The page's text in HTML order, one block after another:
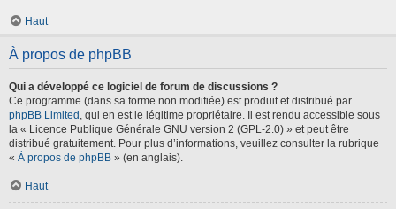
Haut
À propos de phpBB
Qui a développé ce logiciel de forum de discussions ?
Ce programme (dans sa forme non modifiée) est produit et distribué par
phpBB Limited , qui en est le légitime propriétaire. Il est rendu accessible sous
la « Licence Publique Générale GNU version 2 (GPL-2.0) » et peut être
distribué gratuitement. Pour plus d’informations, veuillez consulter la rubrique
« À propos de phpBB » (en anglais).
Haut